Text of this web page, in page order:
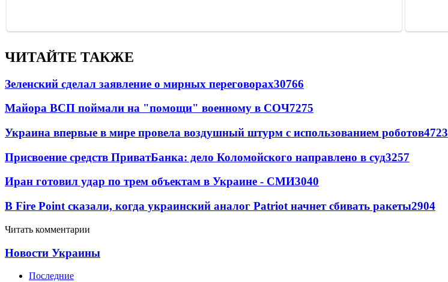
ЧИТАЙТЕ ТАКЖЕ
Зеленский сделал заявление о мирных переговорах30766
Майора ВСП поймали на "помощи" военному в СОЧ7275
Украина впервые в мире провела воздушный штурм с использованием роботов4723
Присвоение средств ПриватБанка: дело Коломойского направлено в суд3257
Иран готовил удар по трем объектам в Украине - СМИ3040
В Fire Point сказали, когда украинский аналог Patriot начнет сбивать ракеты2904
Читать комментарии
Новости Украины
Последние